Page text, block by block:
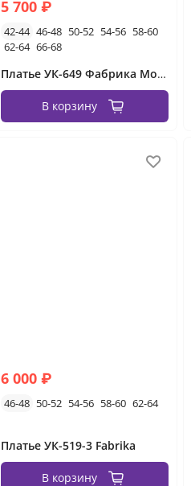
5 700 ₽
42-44 46-48 50-52 54-56 58-60
62-64 66-68
Платье УК-649 Фабрика Моды
В корзину
6 000 ₽
46-48 50-52 54-56 58-60 62-64
Платье УК-519-3 Fabrika
В корзину